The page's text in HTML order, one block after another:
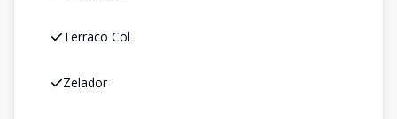
Terraco Col
Zelador